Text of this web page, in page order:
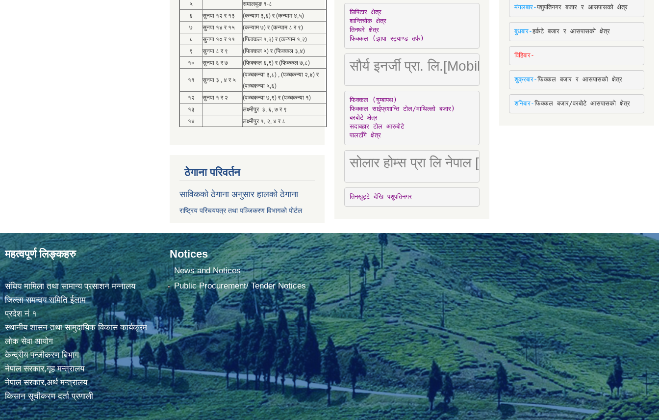
५
समालबुङ १-८
६
सुनपा १२ र १३
(कन्याम ३,६) र (कन्याम ४,५)
७
सुनपा १४ र १५
(कन्याम ७) र (कन्याम ८ र ९)
८
सुनपा १० र ११
(फिक्कल १,२) र (कन्याम १,२)
९
सुनपा ८ र ९
(फिक्कल ५) र (फिक्कल ३,४)
१०
सुनपा ६ र ७ (फिक्कल ६,९) र (फिक्कल ७,८)
११ सुनपा ३ , ४ र ५
(पञ्चकन्या ३,८) , (पञ्चकन्या २,४) र
(पञ्चकन्या ५,६)
१२
सुनपा १ र २
(पञ्चकन्या ७,९) र (पञ्चकन्या १)
१३
लक्ष्मीपुर ३, ६, ७ र ९
१४
लक्ष्मीपुर १, २, ४ र ८
ठेगाना परिवर्तन
साविकको ठेगाना अनुसार हालको ठेगाना
राष्ट्रिय परिचयपत्र तथा पञ्जिकरण विभागको पोर्टल
छिपिटार क्षेत्र
शान्तिचोक क्षेत्र
तिनघरे क्षेत्र
फिक्कल (झापा स्ट्याण्ड तर्फ)
सौर्य इनर्जी प्रा. लि.[Mobile : 9842780266]
फिक्कल (गुम्बापथ)
फिक्कल साईप्रशान्ति टोल/माथिल्लो बजार)
बरबोटे क्षेत्र
सदाबहार टोल आरुबोटे
पालटाँगे क्षेत्र
सोलार होम्स प्रा लि नेपाल [Mobile : 9851066274]
तिनखुट्टे देखि पशुपतिनगर
मंगलबार-पशुपतिनगर बजार र आसपासको क्षेत्र
बुधबार-हर्कटे बजार र आसपासको क्षेत्र
विहिबार-
शुक्रबार-फिक्कल बजार र आसपासको क्षेत्र
शनिबार-फिक्कल बजार/वरबोटे आसपासको क्षेत्र
महत्वपूर्ण लिङ्कहरु
संघिय मामिला तथा सामान्य प्रसाशन मन्नालय
जिल्ला समन्वय समिति ईलाम
प्रदेश नं १
स्थानीय शासन तथा सामुदायिक विकास कार्यक्रम
लोक सेवा आयोग
केन्द्रीय पन्जीकरण बिभाग
नेपाल सरकार,गृह मन्त्रालय
नेपाल सरकार,अर्थ मन्त्रालय
किसान सूचीकरण दर्ता प्रणाली
Notices
News and Notices
Public Procurement/ Tender Notices